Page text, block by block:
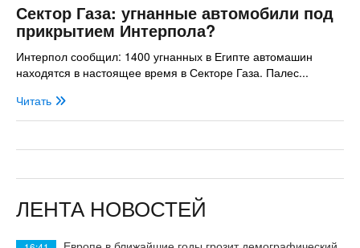
Сектор Газа: угнанные автомобили под
прикрытием Интерпола?
Интерпол сообщил: 1400 угнанных в Египте автомашин
находятся в настоящее время в Секторе Газа. Палес...
Читать
ЛЕНТА НОВОСТЕЙ